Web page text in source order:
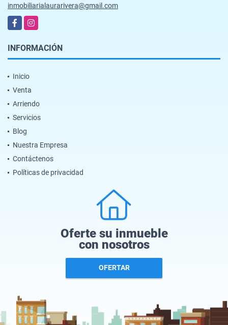
inmobiliarialaurarivera@gmail.com
FacebookInstagram
INFORMACIÓN
Inicio
Venta
Arriendo
Servicios
Blog
Nuestra Empresa
Contáctenos
Políticas de privacidad
Oferte su inmueble
con nosotros
OFERTAR